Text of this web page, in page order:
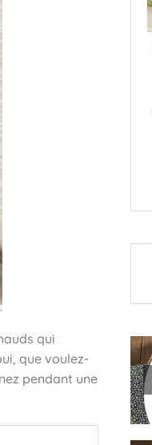
qui
que voulez-
pendant une